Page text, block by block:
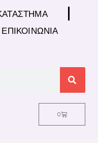
ΕΠΙΚΟΙΝΩΝΊΑ
0
Cart